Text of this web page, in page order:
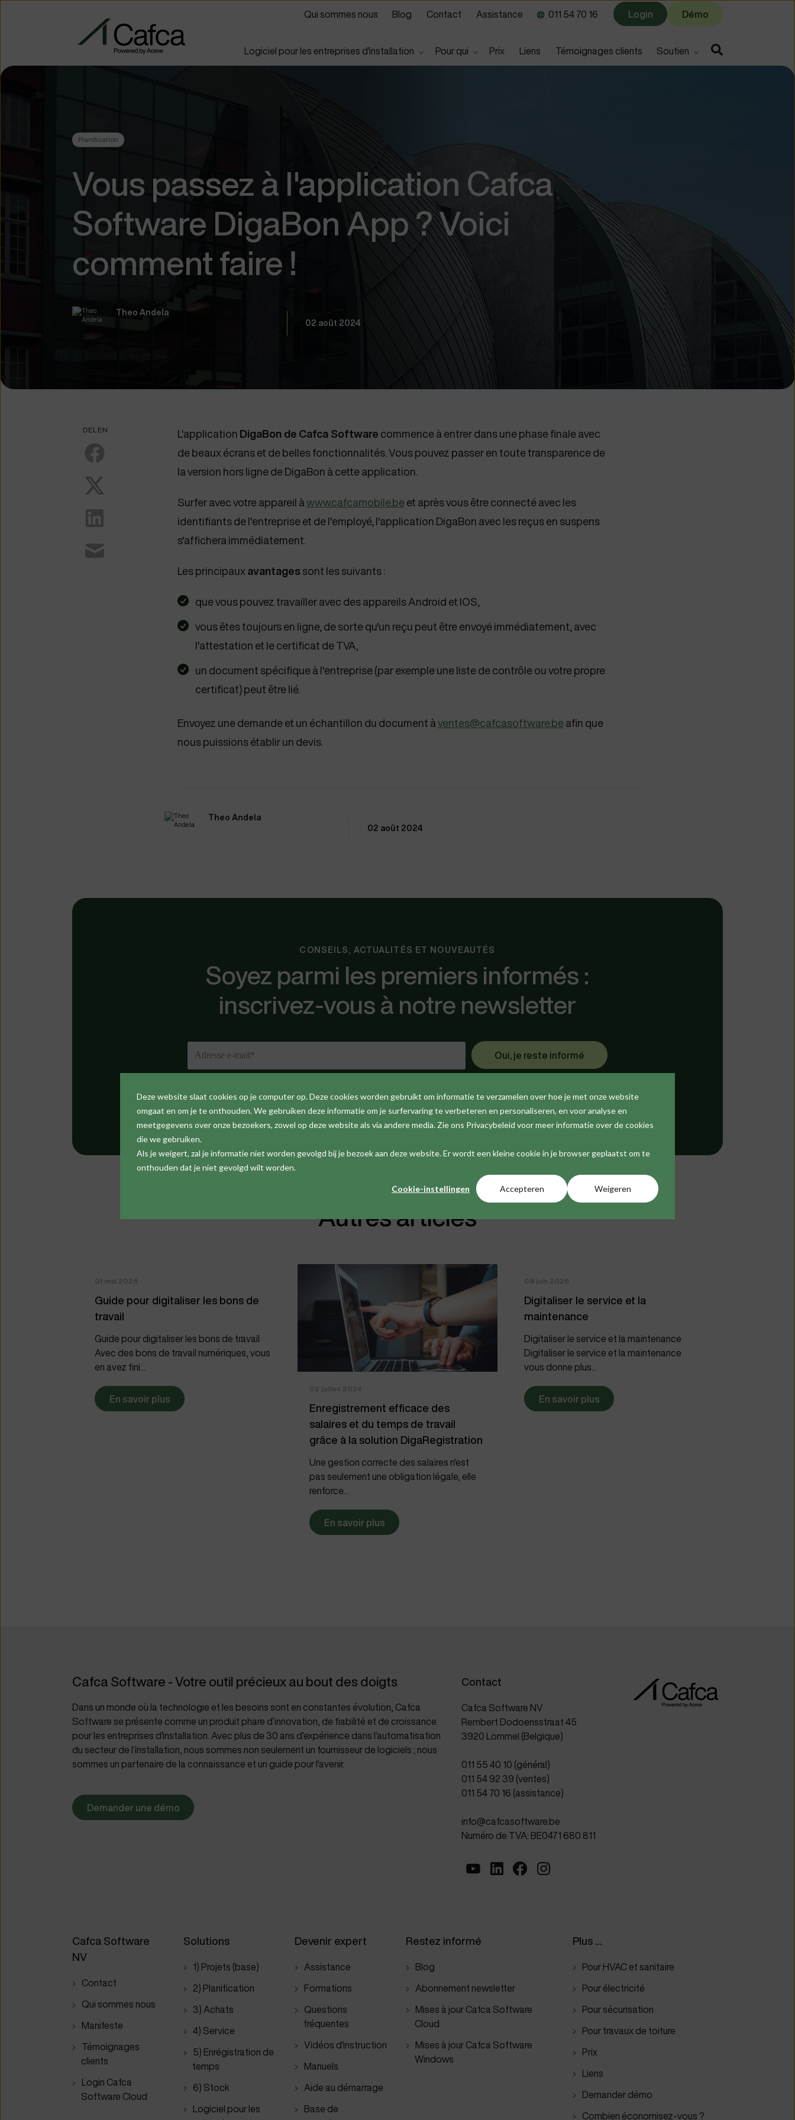
Deze website slaat cookies op je computer op. Deze cookies worden gebruikt om informatie te verzamelen over hoe je met onze website
omgaat en om je te onthouden. We gebruiken deze informatie om je surfervaring te verbeteren en personaliseren, en voor analyse en
meetgegevens over onze bezoekers, zowel op deze website als via andere media. Zie ons Privacybeleid voor meer informatie over de cookies
die we gebruiken.
Als je weigert, zal je informatie niet worden gevolgd bij je bezoek aan deze website. Er wordt een kleine cookie in je browser geplaatst om te
onthouden dat je niet gevolgd wilt worden.
Cookie-instellingen Accepteren Weigeren
Qui sommes nous Blog Contact Assistance 011 54 70 16 Login Démo
Logiciel pour les entreprises d'installation Show submenu for
Pour qui Show submenu for
Prix Liens Témoignages clients Soutien Show submenu for
Planification
Vous passez à l'application Cafca
Software DigaBon App ? Voici
comment faire !
Theo Andela
02 août 2024
DELEN L'application DigaBon de Cafca Software commence à entrer dans une phase finale avec
de beaux écrans et de belles fonctionnalités. Vous pouvez passer en toute transparence de
la version hors ligne de DigaBon à cette application.
Surfer avec votre appareil àwww.cafcamobile.beet après vous être connecté avec les
identifiants de l'entreprise et de l'employé, l'application DigaBon avec les reçus en suspens
s'affichera immédiatement.
Les principauxavantages sont les suivants :
que vous pouvez travailler avec des appareils Android et IOS,
vous êtes toujours en ligne, de sorte qu'un reçu peut être envoyé immédiatement, avec
l'attestation et le certificat de TVA,
un document spécifique à l'entreprise (par exemple une liste de contrôle ou votre propre
certificat) peut être lié.
Envoyez une demande et un échantillon du document àventes@cafcasoftware.beafin que
nous puissions établir un devis.
Theo Andela
02 août 2024
CONSEILS, ACTUALITÉS ET NOUVEAUTÉS
Soyez parmi les premiers informés :
inscrivez-vous à notre newsletter
Autres articles
01 mai 2026
Guide pour digitaliser les bons de
travail
Guide pour digitaliser les bons de travail
Avec des bons de travail numériques, vous
en avez fini...
En savoir plus
02 juillet 2024
Enregistrement efficace des
salaires et du temps de travail
grâce à la solution DigaRegistration
Une gestion correcte des salaires n'est
pas seulement une obligation légale, elle
renforce...
En savoir plus
08 juin 2026
Digitaliser le service et la
maintenance
Digitaliser le service et la maintenance
Digitaliser le service et la maintenance
vous donne plus...
En savoir plus
Cafca Software - Votre outil précieux au bout des doigts
Dans un monde où la technologie et les besoins sont en constantes évolution, Cafca
Software se présente comme un produit phare d’innovation, de fiabilité et de croissance
pour les entreprises d'installation. Avec plus de 30 ans d'expérience dans l’automatisation
du secteur de l’installation, nous sommes non seulement un fournisseur de logiciels ; nous
sommes un partenaire de la connaissance et un guide pour l'avenir.
Demander une démo
Contact
Cafca Software NV
Rembert Dodoensstraat 45
3920 Lommel (Belgique)
011 55 40 10 (général)
011 54 92 39 (ventes)
011 54 70 16 (assistance)
info@cafcasoftware.be
Numéro de TVA: BE0471 680 811
Cafca Software
NV
Contact
Qui sommes nous
Manifeste
Témoignages
clients
Login Cafca
Software Cloud
Solutions
1) Projets (base)
2) Planification
3) Achats
4) Service
5) Enrégistration de
temps
6) Stock
Logiciel pour les
Devenir expert
Assistance
Formations
Questions
fréquentes
Vidéos d'instruction
Manuels
Aide au démarrage
Base de
Restez informé
Blog
Abonnement newsletter
Mises à jour Cafca Software
Cloud
Mises à jour Cafca Software
Windows
Plus ...
Pour HVAC et sanitaire
Pour électricité
Pour sécurisation
Pour travaux de toiture
Prix
Liens
Demander démo
Combien économisez-vous ?